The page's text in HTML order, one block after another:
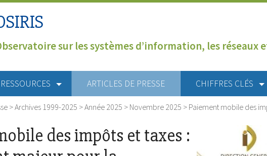
sur les systèmes d’information, les réseaux
RESSOURCES ARTICLES DE PRESSE CHIFFRES CLÉS
>Archives 1999-2025 >Année 2025 > Novembre 2025 > Paiement mobile des
des impôts et taxes :